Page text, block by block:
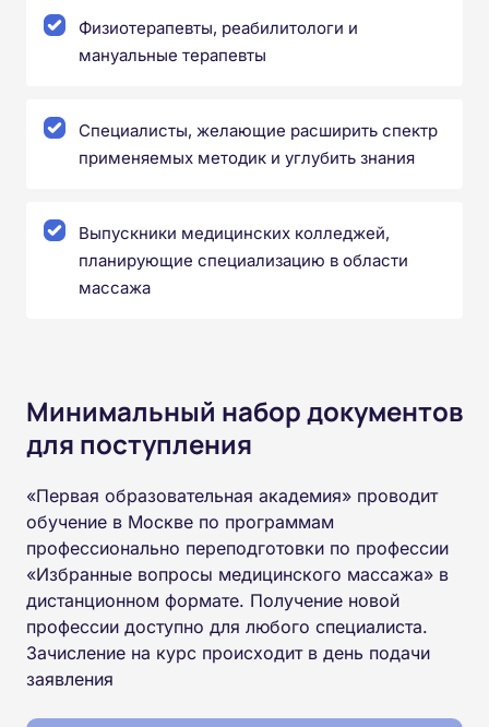
Физиотерапевты, реабилитологи и
мануальные терапевты
Специалисты, желающие расширить спектр
применяемых методик и углубить знания
Выпускники медицинских колледжей,
планирующие специализацию в области
массажа
Минимальный набор документов
для поступления
«Первая образовательная академия» проводит
обучение в Москве по программам
профессионально переподготовки по профессии
«Избранные вопросы медицинского массажа» в
дистанционном формате. Получение новой
профессии доступно для любого специалиста.
Зачисление на курс происходит в день подачи
заявления